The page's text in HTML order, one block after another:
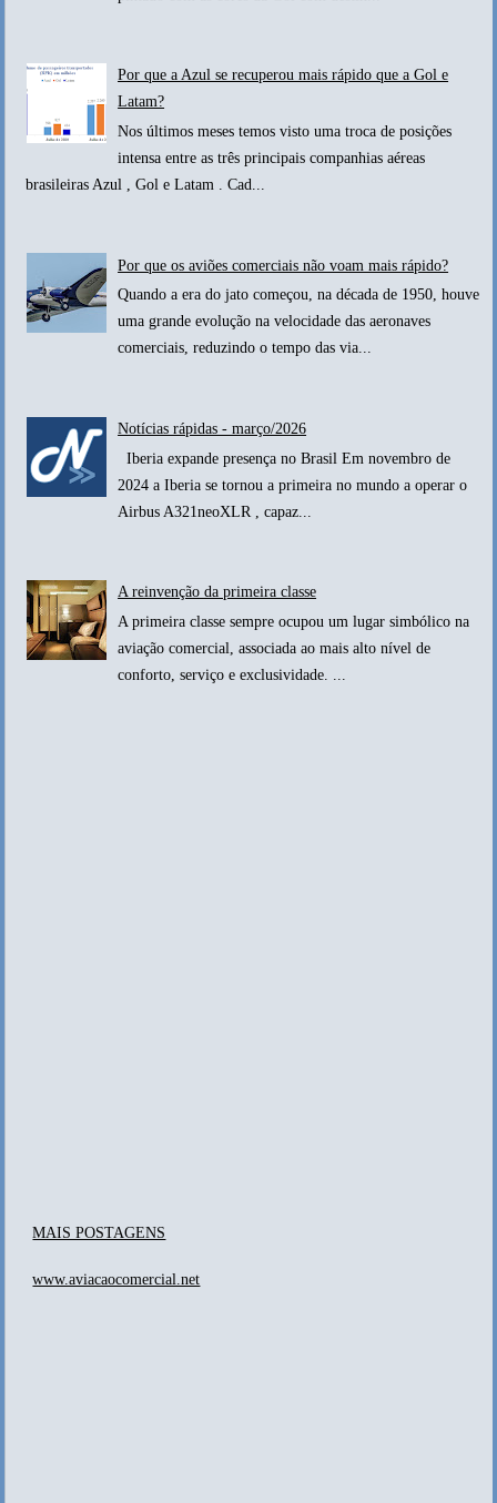
Por que a Azul se recuperou mais rápido que a Gol e
Latam?
Nos últimos meses temos visto uma troca de posições
intensa entre as três principais companhias aéreas
brasileiras Azul , Gol e Latam . Cad...
Por que os aviões comerciais não voam mais rápido?
Quando a era do jato começou, na década de 1950, houve
uma grande evolução na velocidade das aeronaves
comerciais, reduzindo o tempo das via...
Notícias rápidas - março/2026
Iberia expande presença no Brasil Em novembro de
2024 a Iberia se tornou a primeira no mundo a operar o
Airbus A321neoXLR , capaz...
A reinvenção da primeira classe
A primeira classe sempre ocupou um lugar simbólico na
aviação comercial, associada ao mais alto nível de
conforto, serviço e exclusividade. ...
MAIS POSTAGENS
www.aviacaocomercial.net